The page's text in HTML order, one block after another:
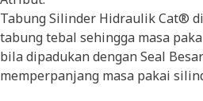
Tabung Silinder Hidraulik Cat®
tabung tebal sehingga masa
bila dipadukan dengan Seal
memperpanjang masa pakai